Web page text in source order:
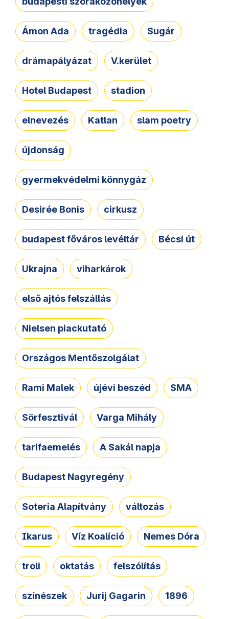
Ámon Ada tragédia Sugár
drámapályázat V.kerület
Hotel Budapest stadion
elnevezés Katlan slam poetry
újdonság
gyermekvédelmi könnygáz
Desirée Bonis cirkusz
budapest főváros levéltár Bécsi út
Ukrajna viharkárok
első ajtós felszállás
Nielsen piackutató
Országos Mentőszolgálat
Rami Malek újévi beszéd SMA
Sörfesztivál Varga Mihály
tarifaemelés A Sakál napja
Budapest Nagyregény
Soteria Alapítvány változás
Ikarus Víz Koalíció Nemes Dóra
troli oktatás felszólítás
színészek Jurij Gagarin 1896